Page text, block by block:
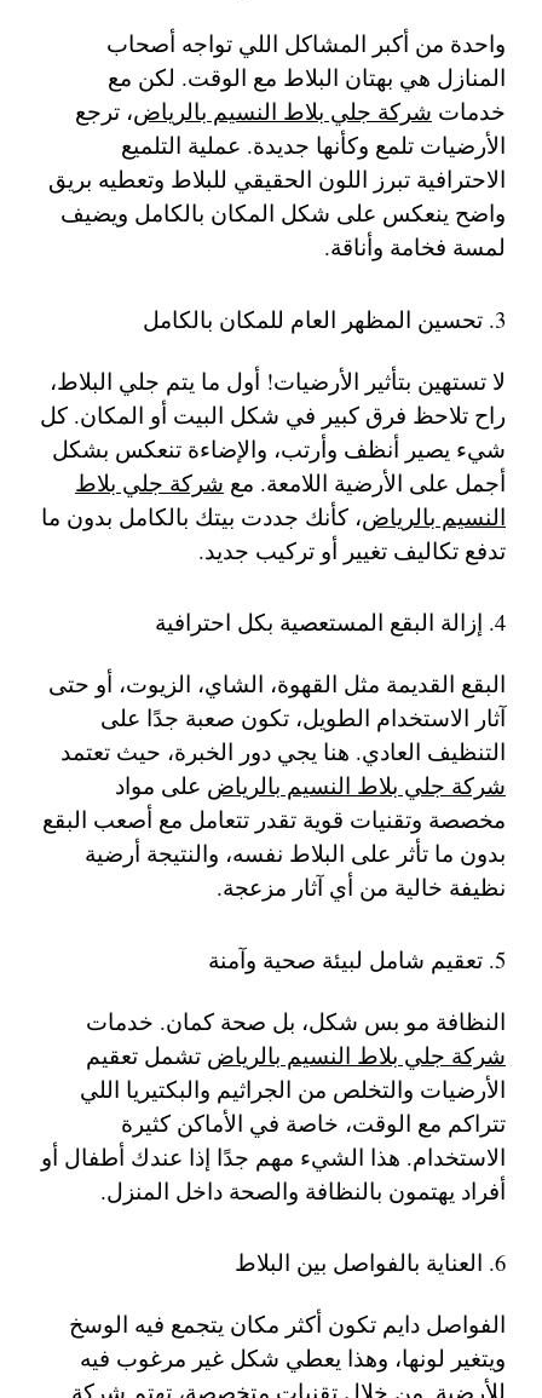
واحدة من أكبر المشاكل اللي تواجه أصحاب
المنازل هي بهتان البلاط مع الوقت. لكن مع
خدمات شركة جلي بلاط النسيم بالرياض، ترجع
الأرضيات تلمع وكأنها جديدة. عملية التلميع
الاحترافية تبرز اللون الحقيقي للبلاط وتعطيه بريق
واضح ينعكس على شكل المكان بالكامل ويضيف
لمسة فخامة وأناقة.
3. تحسين المظهر العام للمكان بالكامل
لا تستهين بتأثير الأرضيات! أول ما يتم جلي البلاط،
راح تلاحظ فرق كبير في شكل البيت أو المكان. كل
شيء يصير أنظف وأرتب، والإضاءة تنعكس بشكل
أجمل على الأرضية اللامعة. مع شركة جلي بلاط
النسيم بالرياض، كأنك جددت بيتك بالكامل بدون ما
تدفع تكاليف تغيير أو تركيب جديد.
4. إزالة البقع المستعصية بكل احترافية
البقع القديمة مثل القهوة، الشاي، الزيوت، أو حتى
آثار الاستخدام الطويل، تكون صعبة جدًا على
التنظيف العادي. هنا يجي دور الخبرة، حيث تعتمد
شركة جلي بلاط النسيم بالرياض على مواد
مخصصة وتقنيات قوية تقدر تتعامل مع أصعب البقع
بدون ما تأثر على البلاط نفسه، والنتيجة أرضية
نظيفة خالية من أي آثار مزعجة.
5. تعقيم شامل لبيئة صحية وآمنة
النظافة مو بس شكل، بل صحة كمان. خدمات
شركة جلي بلاط النسيم بالرياض تشمل تعقيم
الأرضيات والتخلص من الجراثيم والبكتيريا اللي
تتراكم مع الوقت، خاصة في الأماكن كثيرة
الاستخدام. هذا الشيء مهم جدًا إذا عندك أطفال أو
أفراد يهتمون بالنظافة والصحة داخل المنزل.
6. العناية بالفواصل بين البلاط
الفواصل دايم تكون أكثر مكان يتجمع فيه الوسخ
ويتغير لونها، وهذا يعطي شكل غير مرغوب فيه
للأرضية. من خلال تقنيات متخصصة، تهتم شركة